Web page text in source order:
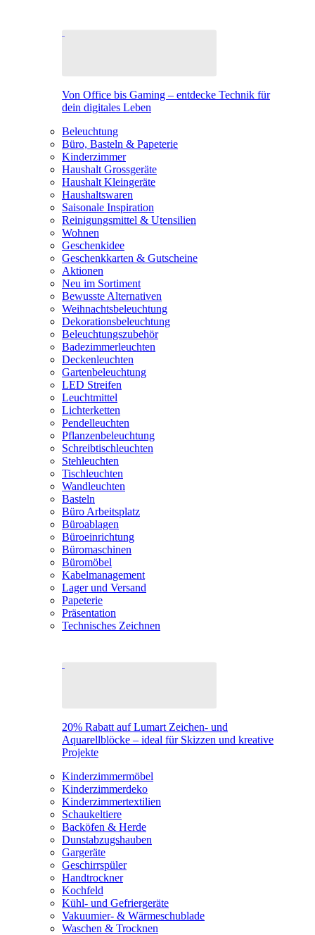
Von Office bis Gaming – entdecke Technik für
dein digitales Leben
Beleuchtung
Büro, Basteln & Papeterie
Kinderzimmer
Haushalt Grossgeräte
Haushalt Kleingeräte
Haushaltswaren
Saisonale Inspiration
Reinigungsmittel & Utensilien
Wohnen
Geschenkidee
Geschenkkarten & Gutscheine
Aktionen
Neu im Sortiment
Bewusste Alternativen
Weihnachtsbeleuchtung
Dekorationsbeleuchtung
Beleuchtungszubehör
Badezimmerleuchten
Deckenleuchten
Gartenbeleuchtung
LED Streifen
Leuchtmittel
Lichterketten
Pendelleuchten
Pflanzenbeleuchtung
Schreibtischleuchten
Stehleuchten
Tischleuchten
Wandleuchten
Basteln
Büro Arbeitsplatz
Büroablagen
Büroeinrichtung
Büromaschinen
Büromöbel
Kabelmanagement
Lager und Versand
Papeterie
Präsentation
Technisches Zeichnen
20% Rabatt auf Lumart Zeichen- und
Aquarellblöcke – ideal für Skizzen und kreative
Projekte
Kinderzimmermöbel
Kinderzimmerdeko
Kinderzimmertextilien
Schaukeltiere
Backöfen & Herde
Dunstabzugshauben
Gargeräte
Geschirrspüler
Handtrockner
Kochfeld
Kühl- und Gefriergeräte
Vakuumier- & Wärmeschublade
Waschen & Trocknen